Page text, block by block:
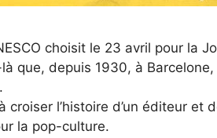
choisit le 23 avril pour la
là que, depuis 1930, à
croiser l’histoire d’un éditeur et
la pop-culture.